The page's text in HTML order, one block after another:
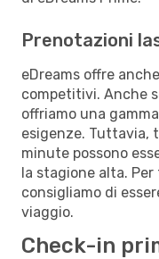
Prenotazioni
eDreams offre anche
competitivi. Anche
offriamo una
esigenze. Tuttavia,
minute possono
la stagione alta.
consigliamo di
viaggio.
Check-in